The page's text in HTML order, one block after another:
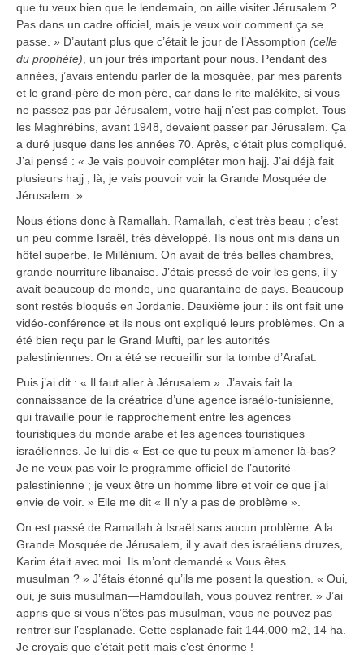
que tu veux bien que le lendemain, on aille visiter Jérusalem ?
Pas dans un cadre officiel, mais je veux voir comment ça se
passe. » D’autant plus que c’était le jour de l’Assomption (celle
du prophète), un jour très important pour nous. Pendant des
années, j’avais entendu parler de la mosquée, par mes parents
et le grand-père de mon père, car dans le rite malékite, si vous
ne passez pas par Jérusalem, votre hajj n’est pas complet. Tous
les Maghrébins, avant 1948, devaient passer par Jérusalem. Ça
a duré jusque dans les années 70. Après, c’était plus compliqué.
J’ai pensé : « Je vais pouvoir compléter mon hajj. J’ai déjà fait
plusieurs hajj ; là, je vais pouvoir voir la Grande Mosquée de
Jérusalem. »
Nous étions donc à Ramallah. Ramallah, c’est très beau ; c’est
un peu comme Israël, très développé. Ils nous ont mis dans un
hôtel superbe, le Millénium. On avait de très belles chambres,
grande nourriture libanaise. J’étais pressé de voir les gens, il y
avait beaucoup de monde, une quarantaine de pays. Beaucoup
sont restés bloqués en Jordanie. Deuxième jour : ils ont fait une
vidéo-conférence et ils nous ont expliqué leurs problèmes. On a
été bien reçu par le Grand Mufti, par les autorités
palestiniennes. On a été se recueillir sur la tombe d’Arafat.
Puis j’ai dit : « Il faut aller à Jérusalem ». J’avais fait la
connaissance de la créatrice d’une agence israélo-tunisienne,
qui travaille pour le rapprochement entre les agences
touristiques du monde arabe et les agences touristiques
israéliennes. Je lui dis « Est-ce que tu peux m’amener là-bas?
Je ne veux pas voir le programme officiel de l’autorité
palestinienne ; je veux être un homme libre et voir ce que j’ai
envie de voir. » Elle me dit « Il n’y a pas de problème ».
On est passé de Ramallah à Israël sans aucun problème. A la
Grande Mosquée de Jérusalem, il y avait des israéliens druzes,
Karim était avec moi. Ils m’ont demandé « Vous êtes
musulman ? » J’étais étonné qu’ils me posent la question. « Oui,
oui, je suis musulman—Hamdoullah, vous pouvez rentrer. » J’ai
appris que si vous n’êtes pas musulman, vous ne pouvez pas
rentrer sur l’esplanade. Cette esplanade fait 144.000 m2, 14 ha.
Je croyais que c’était petit mais c’est énorme !